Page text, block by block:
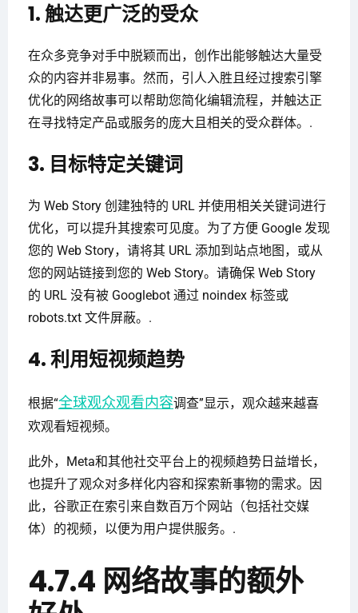
1. 触达更广泛的受众
在众多竞争对手中脱颖而出，创作出能够触达大量受
众的内容并非易事。然而，引人入胜且经过搜索引擎
优化的网络故事可以帮助您简化编辑流程，并触达正
在寻找特定产品或服务的庞大且相关的受众群体。.
3. 目标特定关键词
为 Web Story 创建独特的 URL 并使用相关关键词进行
优化，可以提升其搜索可见度。为了方便 Google 发现
您的 Web Story，请将其 URL 添加到站点地图，或从
您的网站链接到您的 Web Story。请确保 Web Story
的 URL 没有被 Googlebot 通过 noindex 标签或
robots.txt 文件屏蔽。.
4. 利用短视频趋势
根据“全球观众观看内容调查”显示，观众越来越喜
欢观看短视频。
此外，Meta和其他社交平台上的视频趋势日益增长，
也提升了观众对多样化内容和探索新事物的需求。因
此，谷歌正在索引来自数百万个网站（包括社交媒
体）的视频，以便为用户提供服务。.
4.7.4 网络故事的额外